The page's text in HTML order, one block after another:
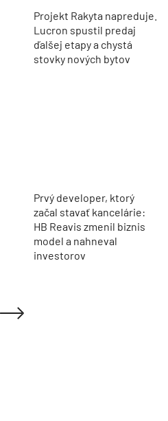
Projekt Rakyta napreduje.
Lucron spustil predaj
ďalšej etapy a chystá
stovky nových bytov
Prvý developer, ktorý
začal stavať kancelárie:
HB Reavis zmenil biznis
model a nahneval
investorov